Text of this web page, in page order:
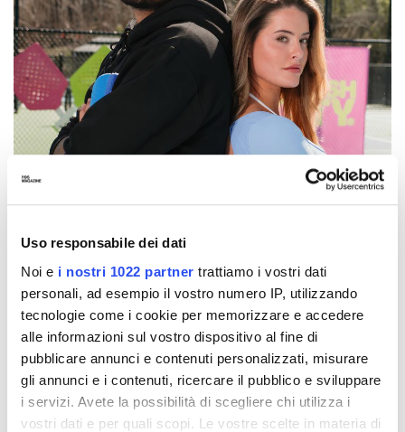
Uso responsabile dei dati
Noi e i nostri 1022 partner trattiamo i vostri dati
personali, ad esempio il vostro numero IP, utilizzando
tecnologie come i cookie per memorizzare e accedere
alle informazioni sul vostro dispositivo al fine di
pubblicare annunci e contenuti personalizzati, misurare
gli annunci e i contenuti, ricercare il pubblico e sviluppare
i servizi. Avete la possibilità di scegliere chi utilizza i
vostri dati e per quali scopi. Le vostre scelte in materia di
Riuscirà il tennis a cambiare la percezione di
OnlyFans?